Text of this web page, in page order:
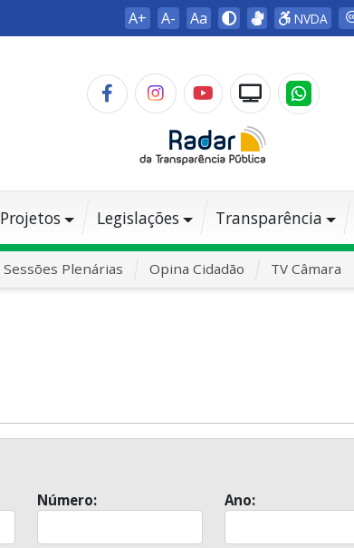
A+ A- Aa NVDA
Projetos Legislações Transparência
Sessões Plenárias Opina Cidadão TV Câmara
Número: Ano: